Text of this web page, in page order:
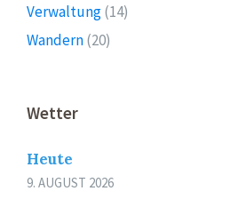
Verwaltung(14)
Wandern(20)
Wetter
Heute
9. AUGUST 2026